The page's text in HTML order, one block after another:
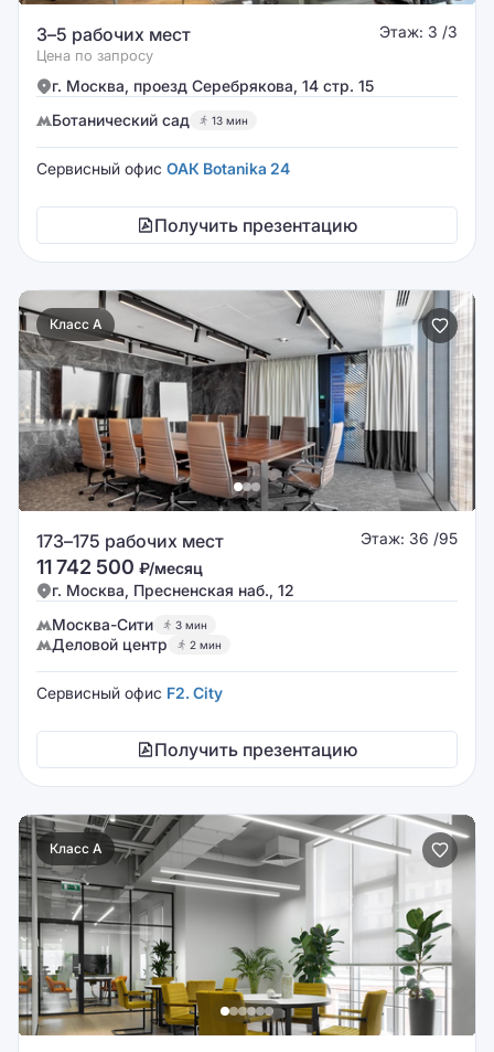
3–5 рабочих мест Этаж: 3 /3
Цена по запросу
г. Москва, проезд Серебрякова, 14 стр. 15
Ботанический сад
13 мин
Сервисный офис ОАК Botanika 24
Получить презентацию
Класс A
173–175 рабочих мест Этаж: 36 /95
11 742 500 ₽/месяц
г. Москва, Пресненская наб., 12
Москва-Сити
3 мин
Деловой центр 2 мин
Сервисный офис F2. City
Получить презентацию
Класс A